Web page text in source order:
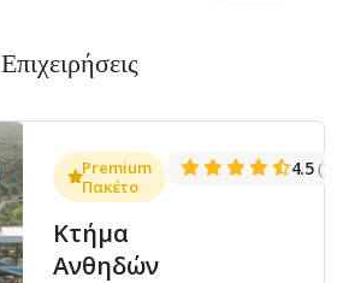
Premium
Πακέτο
Κτήμα
Ανθηδών
4.5